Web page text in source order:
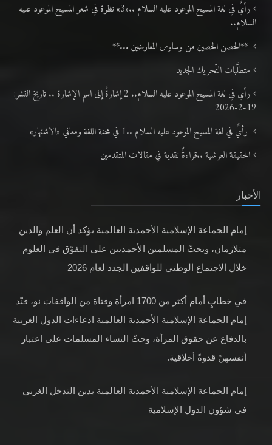
الهجرة: بحث عن الأمن والسلام في سبيل إرساء الأمن والسلام
السلام..
**الحصن الحصين من وساوس المعارضين ...**
متطلَّبات التّحريك الجديد
19-2-2026
رأيٌ في لغة المسيح الموعود عليه السلام ..1 في محنة اللغة ومعاني «الاشتهار»
إمام الجماعة الإسلامية الأحمدية العالمية يؤكد أن العلم والدين
متلازمان، ويحثّ المسلمين الأحمديين على التفوّق في العلوم
خلال الاجتماع الوطني للواقفين الجدد لعام 2026
في خطابٍ أمام أكثر من 1700 امرأة وفتاة من الواقفات نو، فنّد
إمام الجماعة الإسلامية الأحمدية العالمية ادعاءات الدول الغربية
بالدفاع عن حقوق المرأة، وحثّ النساء المسلمات على اعتبار
إمام الجماعة الإسلامية الأحمدية العالمية يدين التدخل الغربي